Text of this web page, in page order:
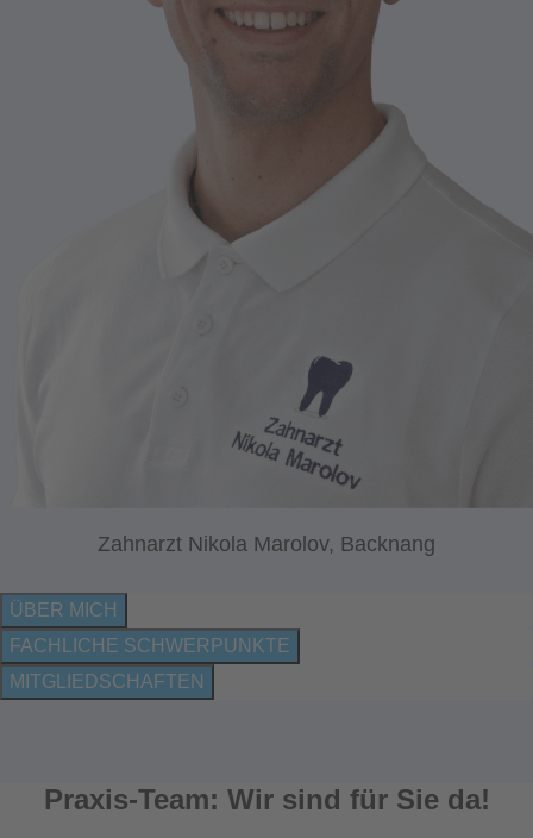
Zahnarzt Nikola Marolov, Backnang
ÜBER MICH
FACHLICHE SCHWERPUNKTE
MITGLIEDSCHAFTEN
Praxis-Team: Wir sind für Sie da!